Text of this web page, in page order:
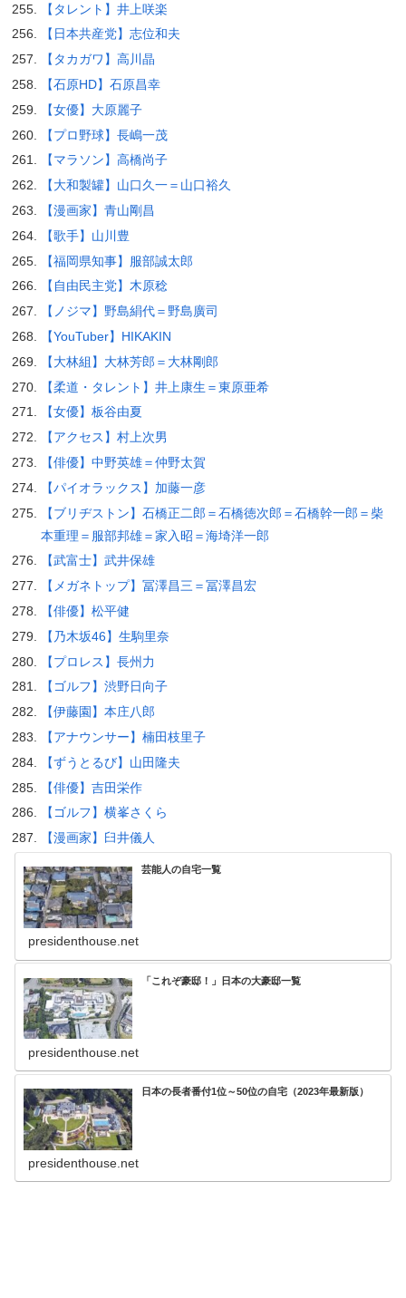
【タレント】井上咲楽
【日本共産党】志位和夫
【タカガワ】高川晶
【石原HD】石原昌幸
【女優】大原麗子
【プロ野球】長嶋一茂
【マラソン】高橋尚子
【大和製罐】山口久一＝山口裕久
【漫画家】青山剛昌
【歌手】山川豊
【福岡県知事】服部誠太郎
【自由民主党】木原稔
【ノジマ】野島絹代＝野島廣司
【YouTuber】HIKAKIN
【大林組】大林芳郎＝大林剛郎
【柔道・タレント】井上康生＝東原亜希
【女優】板谷由夏
【アクセス】村上次男
【俳優】中野英雄＝仲野太賀
【パイオラックス】加藤一彦
【ブリヂストン】石橋正二郎＝石橋徳次郎＝石橋幹一郎＝柴
本重理＝服部邦雄＝家入昭＝海埼洋一郎
【武富士】武井保雄
【メガネトップ】冨澤昌三＝冨澤昌宏
【俳優】松平健
【乃木坂46】生駒里奈
【プロレス】長州力
【ゴルフ】渋野日向子
【伊藤園】本庄八郎
【アナウンサー】楠田枝里子
【ずうとるび】山田隆夫
【俳優】吉田栄作
【ゴルフ】横峯さくら
【漫画家】臼井儀人
芸能人の自宅一覧
presidenthouse.net
「これぞ豪邸！」日本の大豪邸一覧
presidenthouse.net
日本の長者番付1位～50位の自宅（2023年最新版）
presidenthouse.net